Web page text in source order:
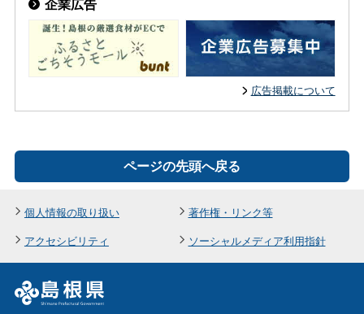
企業広告
広告掲載について
ページの先頭へ戻る
個人情報の取り扱い
著作権・リンク等
アクセシビリティ
ソーシャルメディア利用指針